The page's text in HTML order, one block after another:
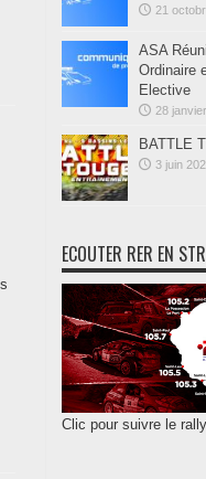
21
ASA
Ordinaire
Elective
28
BATTLE
3 juin
ECOUTER RER EN
Clic pour suivre le